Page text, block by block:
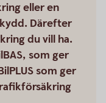
eller en
Därefter
du vill ha.
som ger
som ger